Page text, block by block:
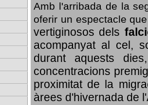
Amb l'arribada de la
oferir un espectacle
vertiginosos dels
acompanyat al cel,
durant aquests
concentracions
proximitat de la
àrees d'hivernada de